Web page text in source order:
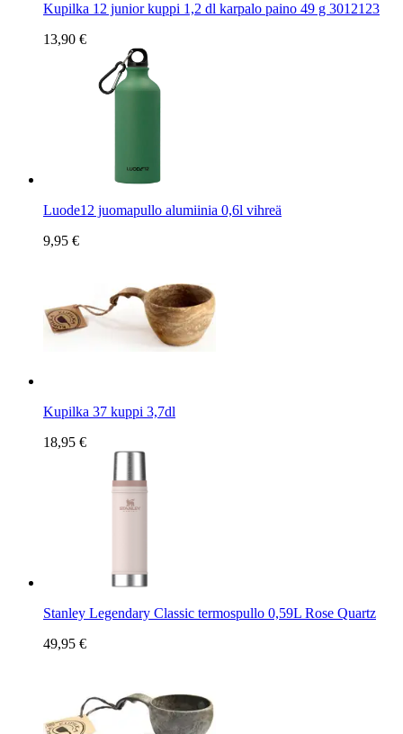
Kupilka 12 junior kuppi 1,2 dl karpalo paino 49 g 3012123
13,90 €
Luode12 juomapullo alumiinia 0,6l vihreä
9,95 €
Kupilka 37 kuppi 3,7dl
18,95 €
Stanley Legendary Classic termospullo 0,59L Rose Quartz
49,95 €